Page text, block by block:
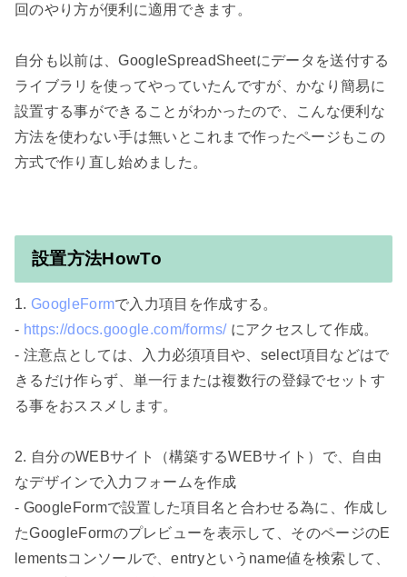
回のやり方が便利に適用できます。
自分も以前は、GoogleSpreadSheetにデータを送付する
ライブラリを使ってやっていたんですが、かなり簡易に
設置する事ができることがわかったので、こんな便利な
方法を使わない手は無いとこれまで作ったページもこの
方式で作り直し始めました。
設置方法HowTo
1. GoogleFormで入力項目を作成する。
- https://docs.google.com/forms/ にアクセスして作成。
- 注意点としては、入力必須項目や、select項目などはで
きるだけ作らず、単一行または複数行の登録でセットす
る事をおススメします。
2. 自分のWEBサイト（構築するWEBサイト）で、自由
なデザインで入力フォームを作成
- GoogleFormで設置した項目名と合わせる為に、作成し
たGoogleFormのプレビューを表示して、そのページのE
lementsコンソールで、entryというname値を検索して、